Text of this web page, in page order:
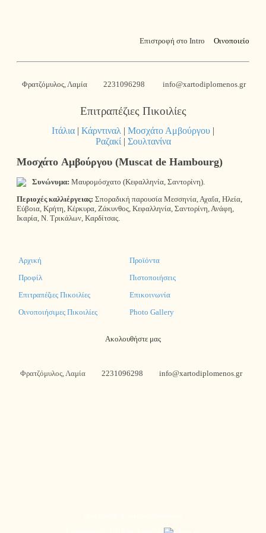
Επιστροφή στο Intro Οινοποιείο
Φρατζόμυλος, Λαμία 2231096298 info@xartodiplomenos.gr
Επιτραπέζιες Πικοιλίες
Ιτάλια | Κάρντιναλ | Μοσχάτο Αμβούργου |
Ραζακί| Σουλτανίνα
Μοσχάτο Aμβούργου (Muscat de Hambourg)
Συνώνυμα: Μαυρομόσχατο (Κεφαλληνία, Σαντορίνη).
Περιοχές καλλιέργειας: Σποραδική παρουσία Μεσσηνία, Αχαΐα, Ηλεία,
Εύβοια, Κρήτη, Κέρκυρα, Ζάκυνθος, Κεφαλληνία, Σαντορίνη, Ανάφη,
Ικαρία, Ν. Τρικάλων, Καρδίτσας.
Αρχική
Προφίλ
Επιτραπέζιες Πικοιλίες
Οινοποιήσιμες Πικοιλίες
Προϊόντα
Πιστοποιήσεις
Επικοινωνία
Photo Gallery
Ακολουθήστε μας
Φρατζόμυλος, Λαμία 2231096298 info@xartodiplomenos.gr